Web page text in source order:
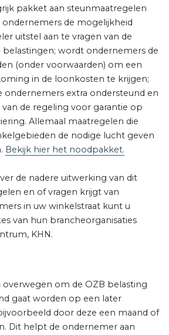
pakket aan steunmaatregelen
de mogelijkheid
uitstel aan te vragen van de
belastingen; wordt ondernemers de
(onder voorwaarden) om een
in de loonkosten te krijgen;
ondernemers extra ondersteund en
de regeling voor garantie op
Allemaal maatregelen die
de nodige lucht geven
Bekijk hier het noodpakket.
de nadere uitwerking van dit
en of vragen krijgt van
in uw winkelstraat kunt u
van hun brancheorganisaties
KHN.
om de OZB belasting
gaat worden op een later
door deze een maand of
Dit helpt de ondernemer aan